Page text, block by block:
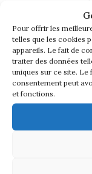
Pour offrir les
telles que les cookies
appareils. Le fait de
traiter des données
uniques sur ce site.
consentement peut
et fonctions.